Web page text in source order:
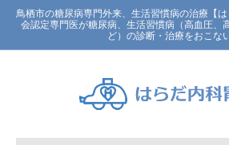
鳥栖市の糖尿病専門外来、生活習慣病の治療【
会認定専門医が糖尿病、生活習慣病（高血圧、
ど）の診断・治療をおこな